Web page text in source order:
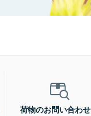
荷物のお問い合わせ